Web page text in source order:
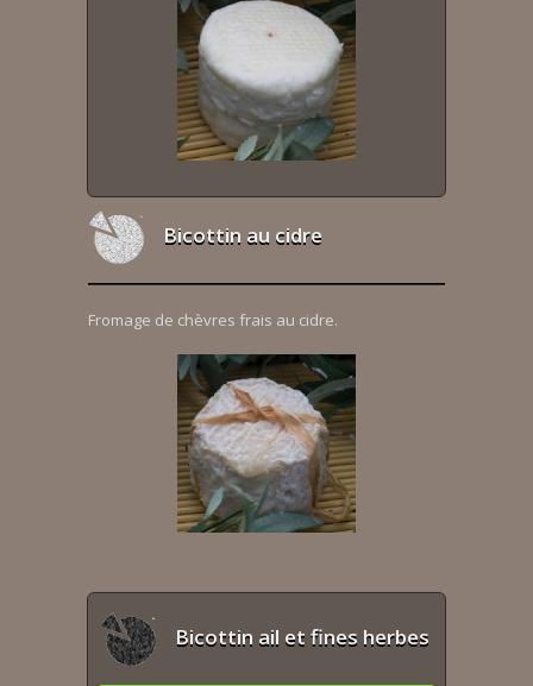
Bicottin au cidre
Fromage de chèvres frais au cidre.
Bicottin ail et fines herbes